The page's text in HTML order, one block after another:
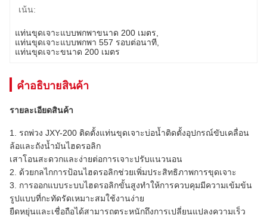
เน้น:
แท่นขุดเจาะแบบพกพาขนาด 200 เมตร
แท่นขุดเจาะแบบพกพา 557 รอบต่อนาที
แท่นขุดเจาะขนาด 200 เมตร
คําอธิบายสินค้า
รายละเอียดสินค้า
1. รถพ่วง JXY-200 ติดตั้งแท่นขุดเจาะบ่อน้ำติดตั้งอุปกรณ์ขับเคลื่อน
ล้อและถังน้ำมันไฮดรอลิก
เสาโอนสะดวกและง่ายต่อการเจาะปรับแนวนอน
2. ด้วยกลไกการป้อนไฮดรอลิกช่วยเพิ่มประสิทธิภาพการขุดเจาะ
3. การออกแบบระบบไฮดรอลิกขั้นสูงทำให้การควบคุมมีความเข้มข้น
รูปแบบที่กะทัดรัดเหมาะสมใช้งานง่าย
ยืดหยุ่นและเชื่อถือได้สามารถตระหนักถึงการเปลี่ยนแปลงความเร็ว